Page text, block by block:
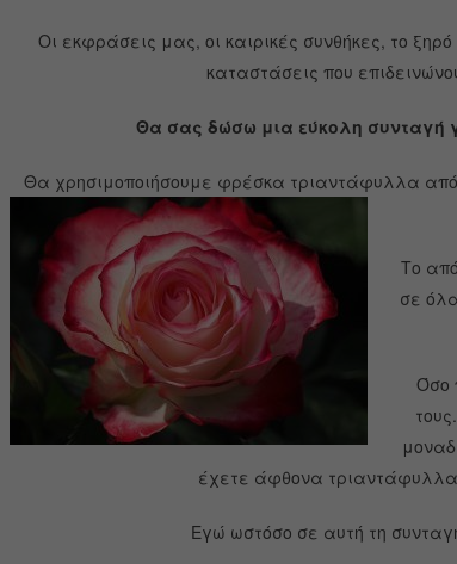
Οι εκφράσεις μας, οι καιρικές συνθήκες, το
καταστάσεις που
Θα σας δώσω μια εύκολη συνταγή
Θα χρησιμοποιήσουμε φρέσκα τριαντάφυλλα από
Το
σε
Όσο
έχετε άφθονα
Εγώ ωστόσο σε αυτή τη